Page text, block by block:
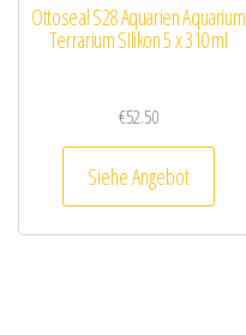
Ottoseal S28 Aquarien Aquarium
Terrarium SIlikon 5 x 310 ml
€52.50
Siehe Angebot